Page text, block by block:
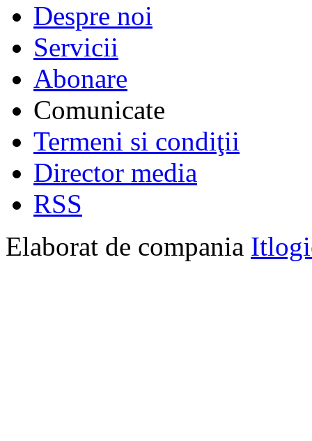
Despre noi
Servicii
Abonare
Comunicate
Termeni si condiţii
Director media
RSS
Elaborat de compania